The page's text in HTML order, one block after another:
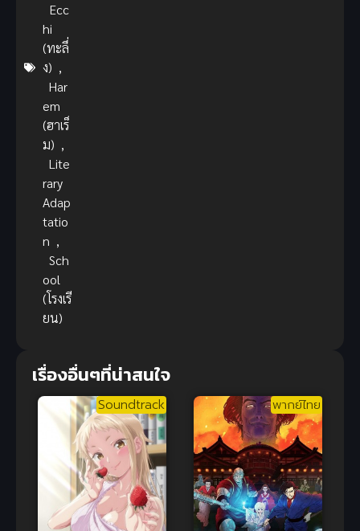
Ecc
hi
(ทะลึ่
ง) ,
Har
em
(ฮาเร็
ม) ,
Lite
rary
Adap
tatio
n ,
Sch
ool
(โรงเรี
ยน)
เรื่องอื่นๆที่น่าสนใจ
Soundtrack พากย์ไทย